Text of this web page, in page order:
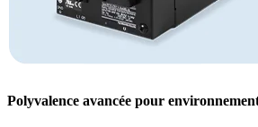
Polyvalence avancée pour